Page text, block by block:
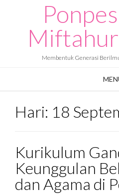
Membentuk Generasi
Hari: 18
Kurikulum
Keunggulan
dan Agama di